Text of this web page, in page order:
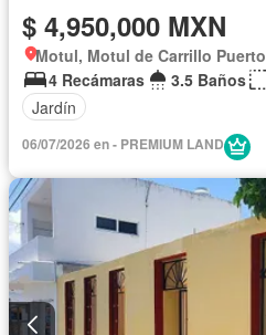
$ 4,950,000 MXN
Motul, Motul de Carrillo Puerto
4 Recámaras
3.5 Baños
Jardín
06/07/2026 en - PREMIUM LAND